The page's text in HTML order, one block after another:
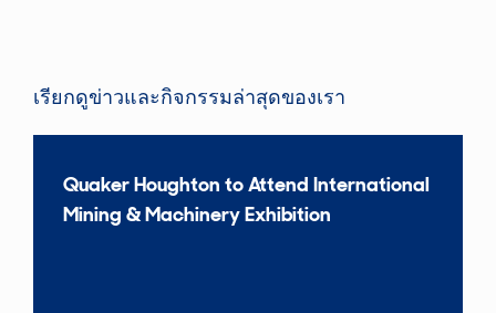
เรียกดูข่าวและกิจกรรมล่าสุดของเรา
Quaker Houghton to Attend International
Mining & Machinery Exhibition